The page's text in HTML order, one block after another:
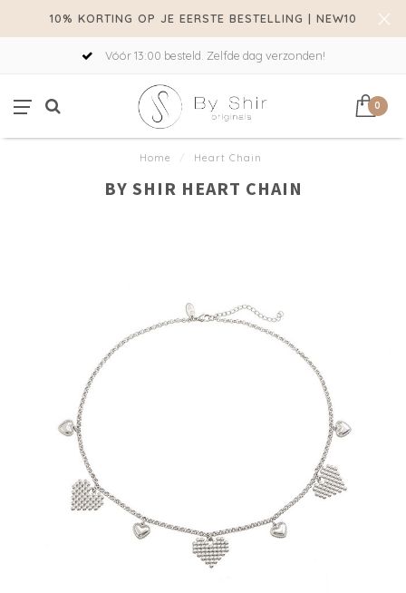
10% KORTING OP JE EERSTE BESTELLING | NEW10
Vóór 13:00 besteld. Zelfde dag verzonden!
0
Home / Heart Chain
BY SHIR HEART CHAIN